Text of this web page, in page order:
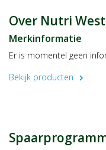
Over Nutri West
Merkinformatie
Er is momentel geen
Bekijk producten
chevron_right